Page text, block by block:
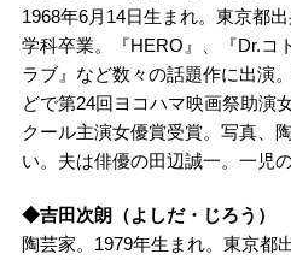
1968年6月14日生まれ。東京都
学科卒業。『HERO』、『Dr.コ
ラブ』など数々の話題作に出演
どで第24回ヨコハマ映画祭助演
クール主演女優賞受賞。写真、
い。夫は俳優の田辺誠一。一児の
◆吉田次朗（よしだ・じろう）
陶芸家。1979年生まれ。東京都